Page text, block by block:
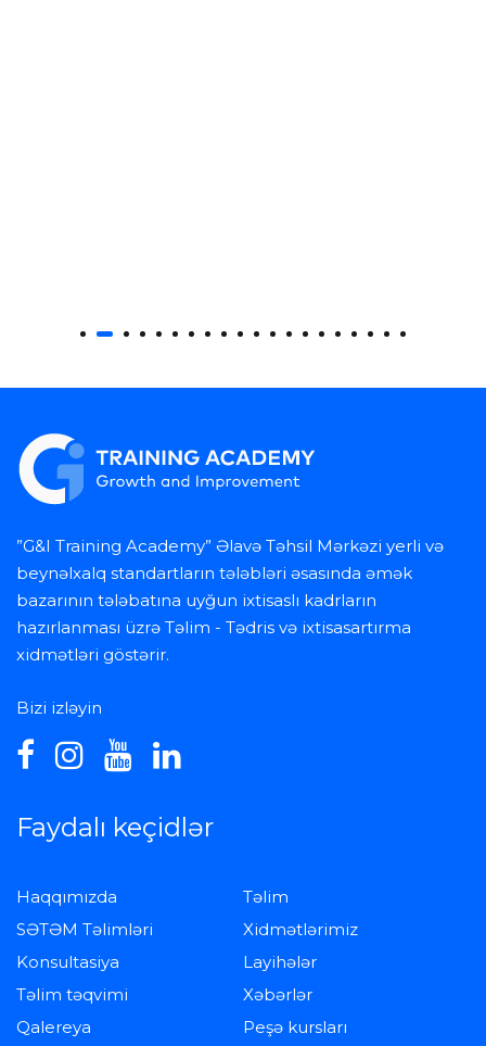
”G&I Training Academy” Əlavə Təhsil Mərkəzi yerli və
beynəlxalq standartların tələbləri əsasında əmək
bazarının tələbatına uyğun ixtisaslı kadrların
hazırlanması üzrə Təlim - Tədris və ixtisasartırma
xidmətləri göstərir.
Bizi izləyin
Faydalı keçidlər
Haqqımızda
Təlim
SƏTƏM Təlimləri
Xidmətlərimiz
Konsultasiya
Layihələr
Təlim təqvimi
Xəbərlər
Qalereya
Peşə kursları